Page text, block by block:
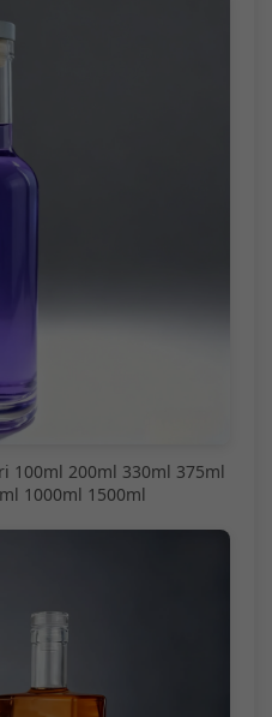
100ml 200ml 330ml 375ml
1000ml 1500ml